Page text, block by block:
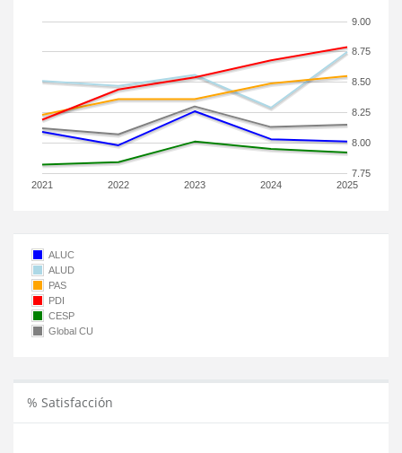
2021 2022 2023 2024 2025
7.75
8.00
8.25
8.50
8.75
9.00
ALUC
ALUD
PAS
PDI
CESP
Global CU
% Satisfacción